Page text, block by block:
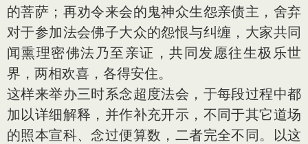
的菩萨；再劝令来会的鬼神众生怨亲债主，舍弃
对于参加法会佛子大众的怨恨与纠缠，大家共同
闻熏理密佛法乃至亲证，共同发愿往生极乐世
界，两相欢喜，各得安住。
这样来举办三时系念超度法会，于每段过程中都
加以详细解释，并作补充开示，不同于其它道场
的照本宣科、念过便算数，二者完全不同。以这